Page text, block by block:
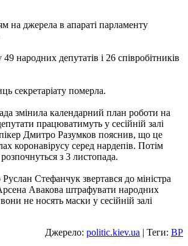
на джерела в апараті парламенту
народних депутатів і 26 співробітників
секретаріату померла.
змінила календарний план роботи на
працюватимуть у сесійній залі
Дмитро Разумков пояснив, що це
коронавірусу серед нардепів. Потім
з 3 листопада.
Стефанчук звертався до міністра
Авакова штрафувати народних
не носять маски у сесійній залі
Джерело: politic.kiev.ua | Теги: ВР